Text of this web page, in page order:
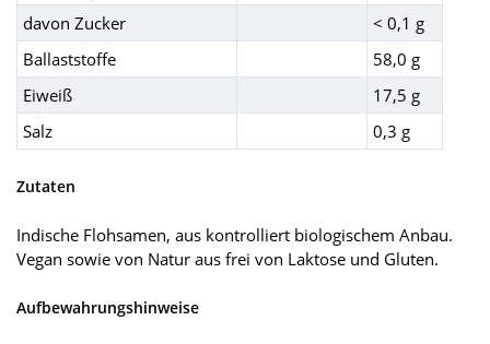
davon Zucker
< 0,1 g
Ballaststoffe
58,0 g
Eiweiß
17,5 g
Salz
0,3 g
Zutaten
Indische Flohsamen, aus kontrolliert biologischem Anbau.
Vegan sowie von Natur aus frei von Laktose und Gluten.
Aufbewahrungshinweise